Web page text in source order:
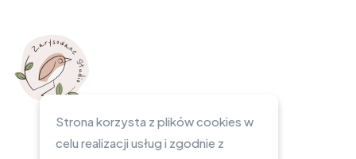
Strona korzysta z plików cookies w
celu realizacji usług i zgodnie z